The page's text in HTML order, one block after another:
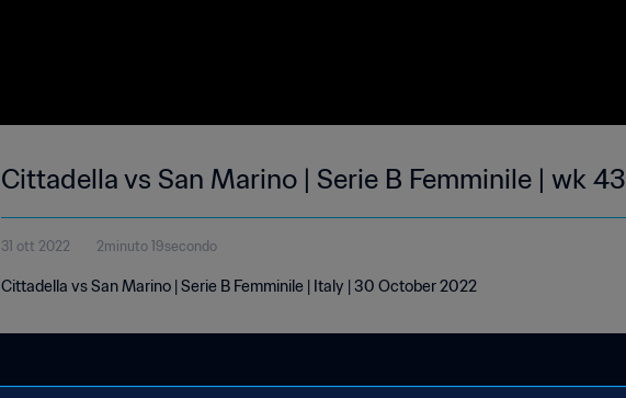
Cittadella vs San Marino | Serie B Femminile | wk 43
31 ott 2022 2minuto 19secondo
Cittadella vs San Marino | Serie B Femminile | Italy | 30 October 2022